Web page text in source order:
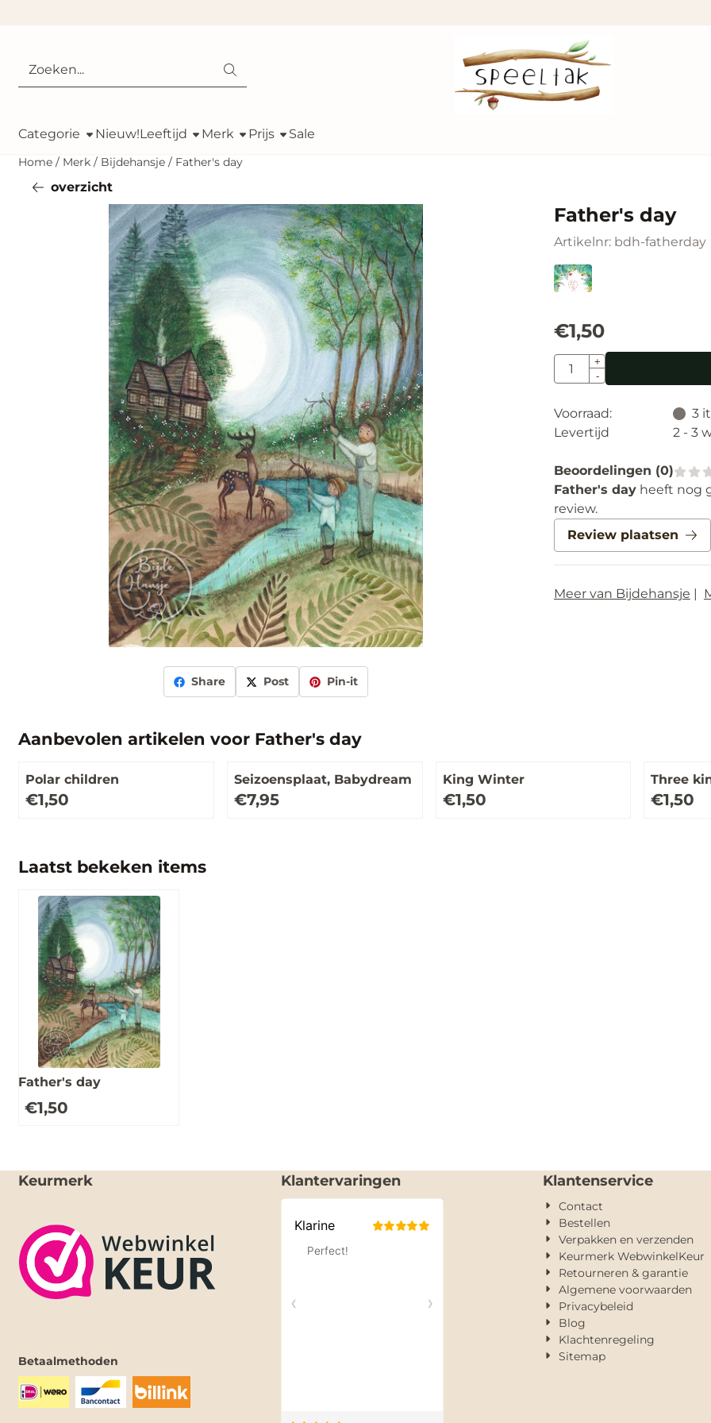
Zoeken
Categorie Nieuw!Leeftijd Merk Prijs Sale
Home / Merk / Bijdehansje / Father's day
overzicht
Share Post Pin-it
Father's day
Artikelnr: bdh-fatherday
€1,50
Aantal
+
-
Voorraad: 3
Levertijd
2 - 3
Beoordelingen (0)
Father's day heeft nog
review.
Review plaatsen
Meer van Bijdehansje |
Aanbevolen artikelen voor Father's day
Polar children
Prijs: 1,50
€1,50
Seizoensplaat, Babydream
Prijs: 7,95
€7,95
King Winter
Prijs: 1,50
€1,50
Three
Prijs: 1,50
€1,50
Laatst bekeken items
Father's day
€1,50
Keurmerk
Betaalmethoden
Klantervaringen Klantenservice
Contact
Bestellen
Verpakken en verzenden
Keurmerk WebwinkelKeur
Retourneren & garantie
Algemene voorwaarden
Privacybeleid
Blog
Klachtenregeling
Sitemap